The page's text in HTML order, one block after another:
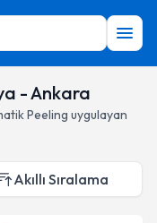
- Ankara
Peeling uygulayan
Akıllı Sıralama